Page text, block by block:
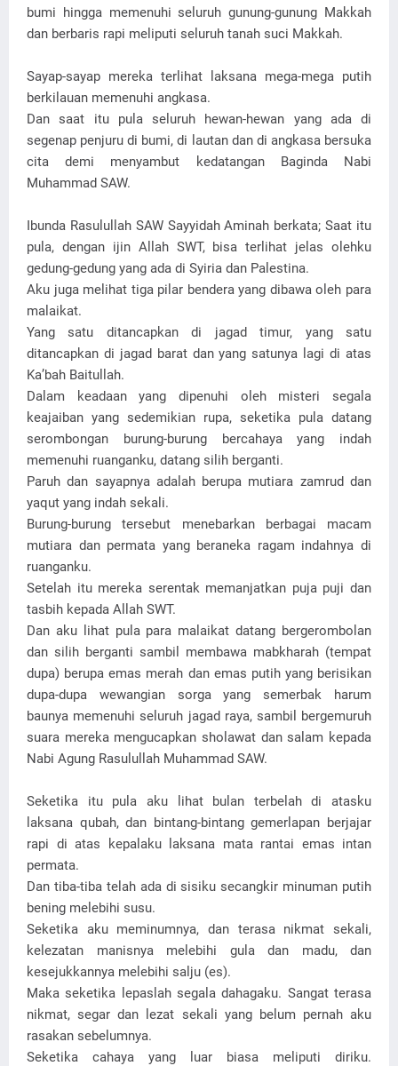
bumi hingga memenuhi seluruh gunung-gunung Makkah
dan berbaris rapi meliputi seluruh tanah suci Makkah.
Sayap-sayap mereka terlihat laksana mega-mega putih
berkilauan memenuhi angkasa.
Dan saat itu pula seluruh hewan-hewan yang ada di
segenap penjuru di bumi, di lautan dan di angkasa bersuka
cita demi menyambut kedatangan Baginda Nabi
Muhammad SAW.
Ibunda Rasulullah SAW Sayyidah Aminah berkata; Saat itu
pula, dengan ijin Allah SWT, bisa terlihat jelas olehku
gedung-gedung yang ada di Syiria dan Palestina.
Aku juga melihat tiga pilar bendera yang dibawa oleh para
malaikat.
Yang satu ditancapkan di jagad timur, yang satu
ditancapkan di jagad barat dan yang satunya lagi di atas
Ka’bah Baitullah.
Dalam keadaan yang dipenuhi oleh misteri segala
keajaiban yang sedemikian rupa, seketika pula datang
serombongan burung-burung bercahaya yang indah
memenuhi ruanganku, datang silih berganti.
Paruh dan sayapnya adalah berupa mutiara zamrud dan
yaqut yang indah sekali.
Burung-burung tersebut menebarkan berbagai macam
mutiara dan permata yang beraneka ragam indahnya di
ruanganku.
Setelah itu mereka serentak memanjatkan puja puji dan
tasbih kepada Allah SWT.
Dan aku lihat pula para malaikat datang bergerombolan
dan silih berganti sambil membawa mabkharah (tempat
dupa) berupa emas merah dan emas putih yang berisikan
dupa-dupa wewangian sorga yang semerbak harum
baunya memenuhi seluruh jagad raya, sambil bergemuruh
suara mereka mengucapkan sholawat dan salam kepada
Nabi Agung Rasulullah Muhammad SAW.
Seketika itu pula aku lihat bulan terbelah di atasku
laksana qubah, dan bintang-bintang gemerlapan berjajar
rapi di atas kepalaku laksana mata rantai emas intan
permata.
Dan tiba-tiba telah ada di sisiku secangkir minuman putih
bening melebihi susu.
Seketika aku meminumnya, dan terasa nikmat sekali,
kelezatan manisnya melebihi gula dan madu, dan
kesejukkannya melebihi salju (es).
Maka seketika lepaslah segala dahagaku. Sangat terasa
nikmat, segar dan lezat sekali yang belum pernah aku
rasakan sebelumnya.
Seketika cahaya yang luar biasa meliputi diriku.